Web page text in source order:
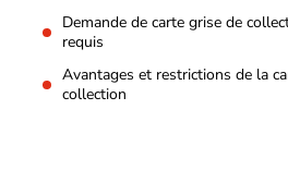
Demande de carte grise de
requis
Avantages et restrictions de la
collection